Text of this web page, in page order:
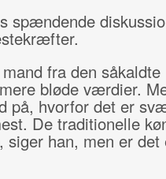
spændende
fra den såkaldte
bløde værdier.
på, hvorfor det er
De traditionelle
siger han, men er det